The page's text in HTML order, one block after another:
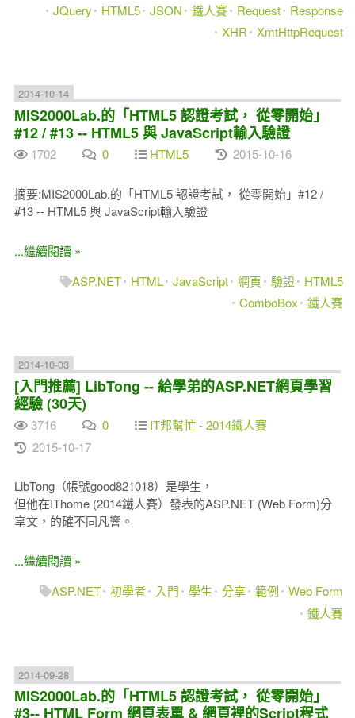
JQuery
HTML5 JSON 鐵人賽 Request
Response
XHR
XmtHttpRequest
2014-10-14
MIS2000Lab.的「HTML5 認證考試， 從零開始」
#12 / #13 -- HTML5 與 JavaScript輸入驗證
1702 0 HTML5 2015-10-16
摘要:MIS2000Lab.的「HTML5 認證考試， 從零開始」#12 /
#13 -- HTML5 與 JavaScript輸入驗證
...繼續閱讀 »
ASP.NET
HTML JavaScript 網頁 驗證
HTML5
ComboBox
鐵人賽
2014-10-03
[入門推薦] LibTong -- 給學弟的ASP.NET網頁學習
經驗 (30天)
3716 0
IT邦幫忙 - 2014鐵人賽
2015-10-17
LibTong（帳號good821018）是學生，
但他在IThome (2014鐵人賽）發表的ASP.NET (Web Form)分
享文，的確不同凡響。
...繼續閱讀 »
ASP.NET 初學者 入門 學生 分享 範例
Web Form
鐵人賽
2014-09-28
MIS2000Lab.的「HTML5 認證考試， 從零開始」
#3-- HTML Form 網頁表單 & 網頁裡的Script程式